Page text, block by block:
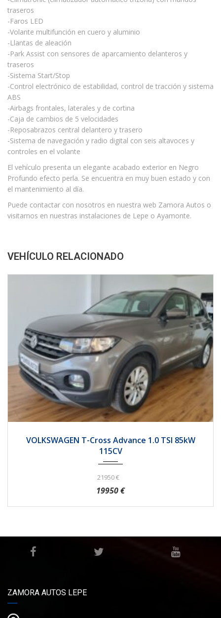
traseros
-Faros LED
-Volante multifunción en cuero y aluminio
-Llantas de aleación
-Park Assist con sensores de aparcamiento delanteros y
traseros
-Sistema Start/Stop
-Control electrónico de estabilidad, control de tracción y sistema
ABS
-Airbags frontales, laterales y de cortina
-Caja de cambios de 5 velocidades
-Reposabrazos central delantero y trasero
-Sistema de navegación y radio digital con seis altavoces y
controles en el volante
El vehículo presenta un elegante acabado exterior en Negro
Profundo efecto perla. Se encuentra en muy buen estado y con
el mantenimiento al día.
Puede contactar con nosotros en nuestra web Zamora Autos o
visitarnos en nuestras instalaciones de Lepe o Ayamonte.
VEHÍCULO RELACIONADO
VOLKSWAGEN T-Cross Advance 1.0 TSI 85kW
115CV
21950 €
19950 €
ZAMORA AUTOS LEPE